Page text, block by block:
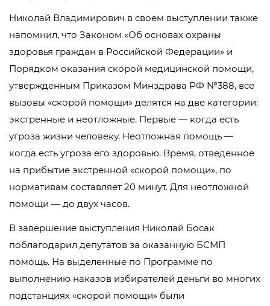
Николай Владимирович в своем выступлении также
напомнил, что Законом «Об основах охраны
здоровья граждан в Российской Федерации» и
Порядком оказания скорой медицинской помощи,
утвержденным Приказом Минздрава РФ №388, все
вызовы «скорой помощи» делятся на две категории:
экстренные и неотложные. Первые — когда есть
угроза жизни человеку. Неотложная помощь —
когда есть угроза его здоровью. Время, отведенное
на прибытие экстренной «скорой помощи», по
нормативам составляет 20 минут. Для неотложной
помощи — до двух часов.
В завершение выступления Николай Босак
поблагодарил депутатов за оказанную БСМП
помощь. На выделенные по Программе по
выполнению наказов избирателей деньги во многих
подстанциях «скорой помощи» были